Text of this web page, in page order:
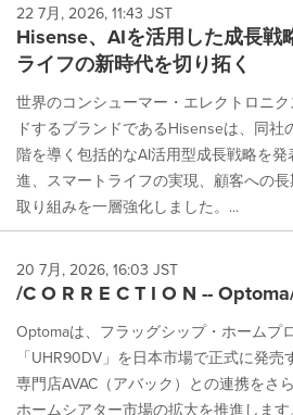
22 7月, 2026, 11:43 JST
Hisense、AIを活用した成長戦
ライフの新時代を切り拓く
世界のコンシューマー・エレクトロニ
ドするブランドであるHisenseは、同
階を導く包括的なAI活用型成長戦略を
進、スマートライフの実現、顧客への
取り組みを一層強化しました。...
20 7月, 2026, 16:03 JST
/C O R R E C T I O N --
Optomaは、フラッグシップ・ホームプ
「UHR90DV」を日本市場で正式に発
専門店AVAC（アバック）との連携をさ
ホームシアター市場の拡大を推進します